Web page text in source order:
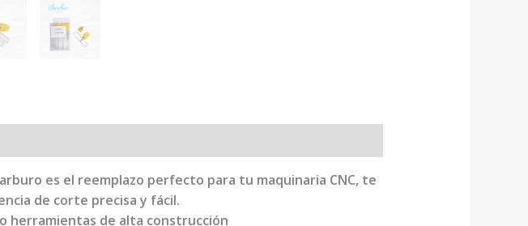
es el reemplazo perfecto para tu maquinaria CNC, te
de corte precisa y fácil.
herramientas de alta construcción